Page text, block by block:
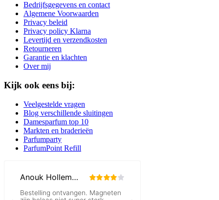
Bedrijfsgegevens en contact
Algemene Voorwaarden
Privacy beleid
Privacy policy Klarna
Levertijd en verzendkosten
Retourneren
Garantie en klachten
Over mij
Kijk ook eens bij:
Veelgestelde vragen
Blog verschillende sluitingen
Damesparfum top 10
Markten en braderieën
Parfumparty
ParfumPoint Refill